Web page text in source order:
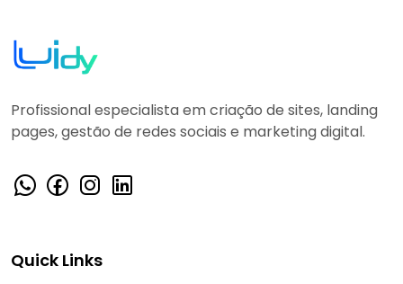
Profissional especialista em criação de sites, landing
pages, gestão de redes sociais e marketing digital.
Quick Links